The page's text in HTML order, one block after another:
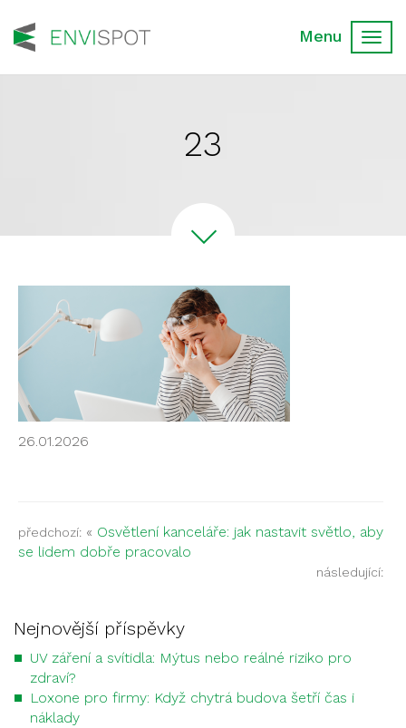
23
26.01.2026
předchozí: « Osvětlení kanceláře: jak nastavit světlo, aby
se lidem dobře pracovalo
následující:
Nejnovější příspěvky
UV záření a svítidla: Mýtus nebo reálné riziko pro
zdraví?
Loxone pro firmy: Když chytrá budova šetří čas i
náklady